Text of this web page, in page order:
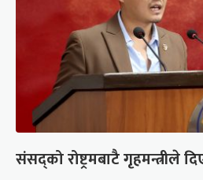
संसद्को रोष्ट्रमबाटै गृहमन्त्रीले